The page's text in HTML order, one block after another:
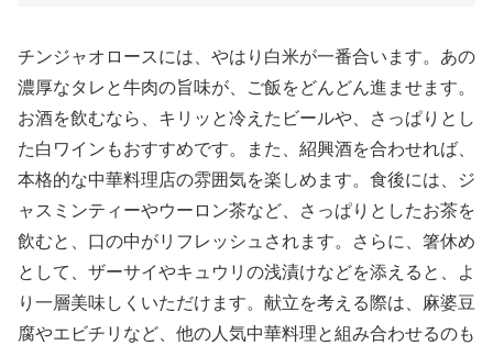
チンジャオロースには、やはり白米が一番合います。あの
濃厚なタレと牛肉の旨味が、ご飯をどんどん進ませます。
お酒を飲むなら、キリッと冷えたビールや、さっぱりとし
た白ワインもおすすめです。また、紹興酒を合わせれば、
本格的な中華料理店の雰囲気を楽しめます。食後には、ジ
ャスミンティーやウーロン茶など、さっぱりとしたお茶を
飲むと、口の中がリフレッシュされます。さらに、箸休め
として、ザーサイやキュウリの浅漬けなどを添えると、よ
り一層美味しくいただけます。献立を考える際は、麻婆豆
腐やエビチリなど、他の人気中華料理と組み合わせるのも